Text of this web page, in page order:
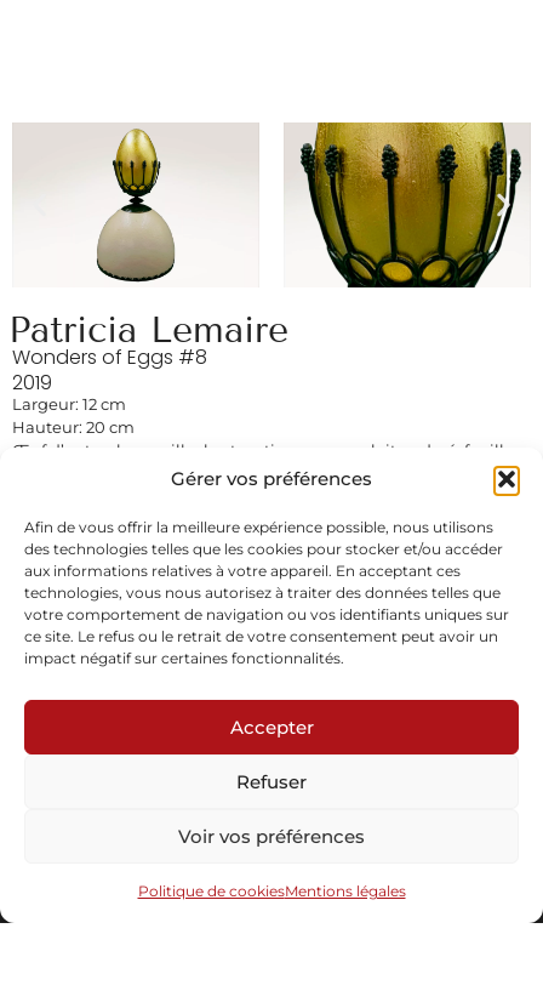
Gérer vos préférences
Afin de vous offrir la meilleure expérience possible, nous utilisons
des technologies telles que les cookies pour stocker et/ou accéder
aux informations relatives à votre appareil. En acceptant ces
technologies, vous nous autorisez à traiter des données telles que
votre comportement de navigation ou vos identifiants uniques sur
ce site. Le refus ou le retrait de votre consentement peut avoir un
impact négatif sur certaines fonctionnalités.
Accepter
Refuser
Voir vos préférences
Politique de cookiesMentions légales
Patricia Lemaire
Wonders of Eggs #8
2019
Largeur: 12 cm
Hauteur: 20 cm
Œuf d’autruche, maillechort, patine, gravure, laiton doré, feuille
En stock
Demande d'informations
Abonnez-vous à notre newsletter